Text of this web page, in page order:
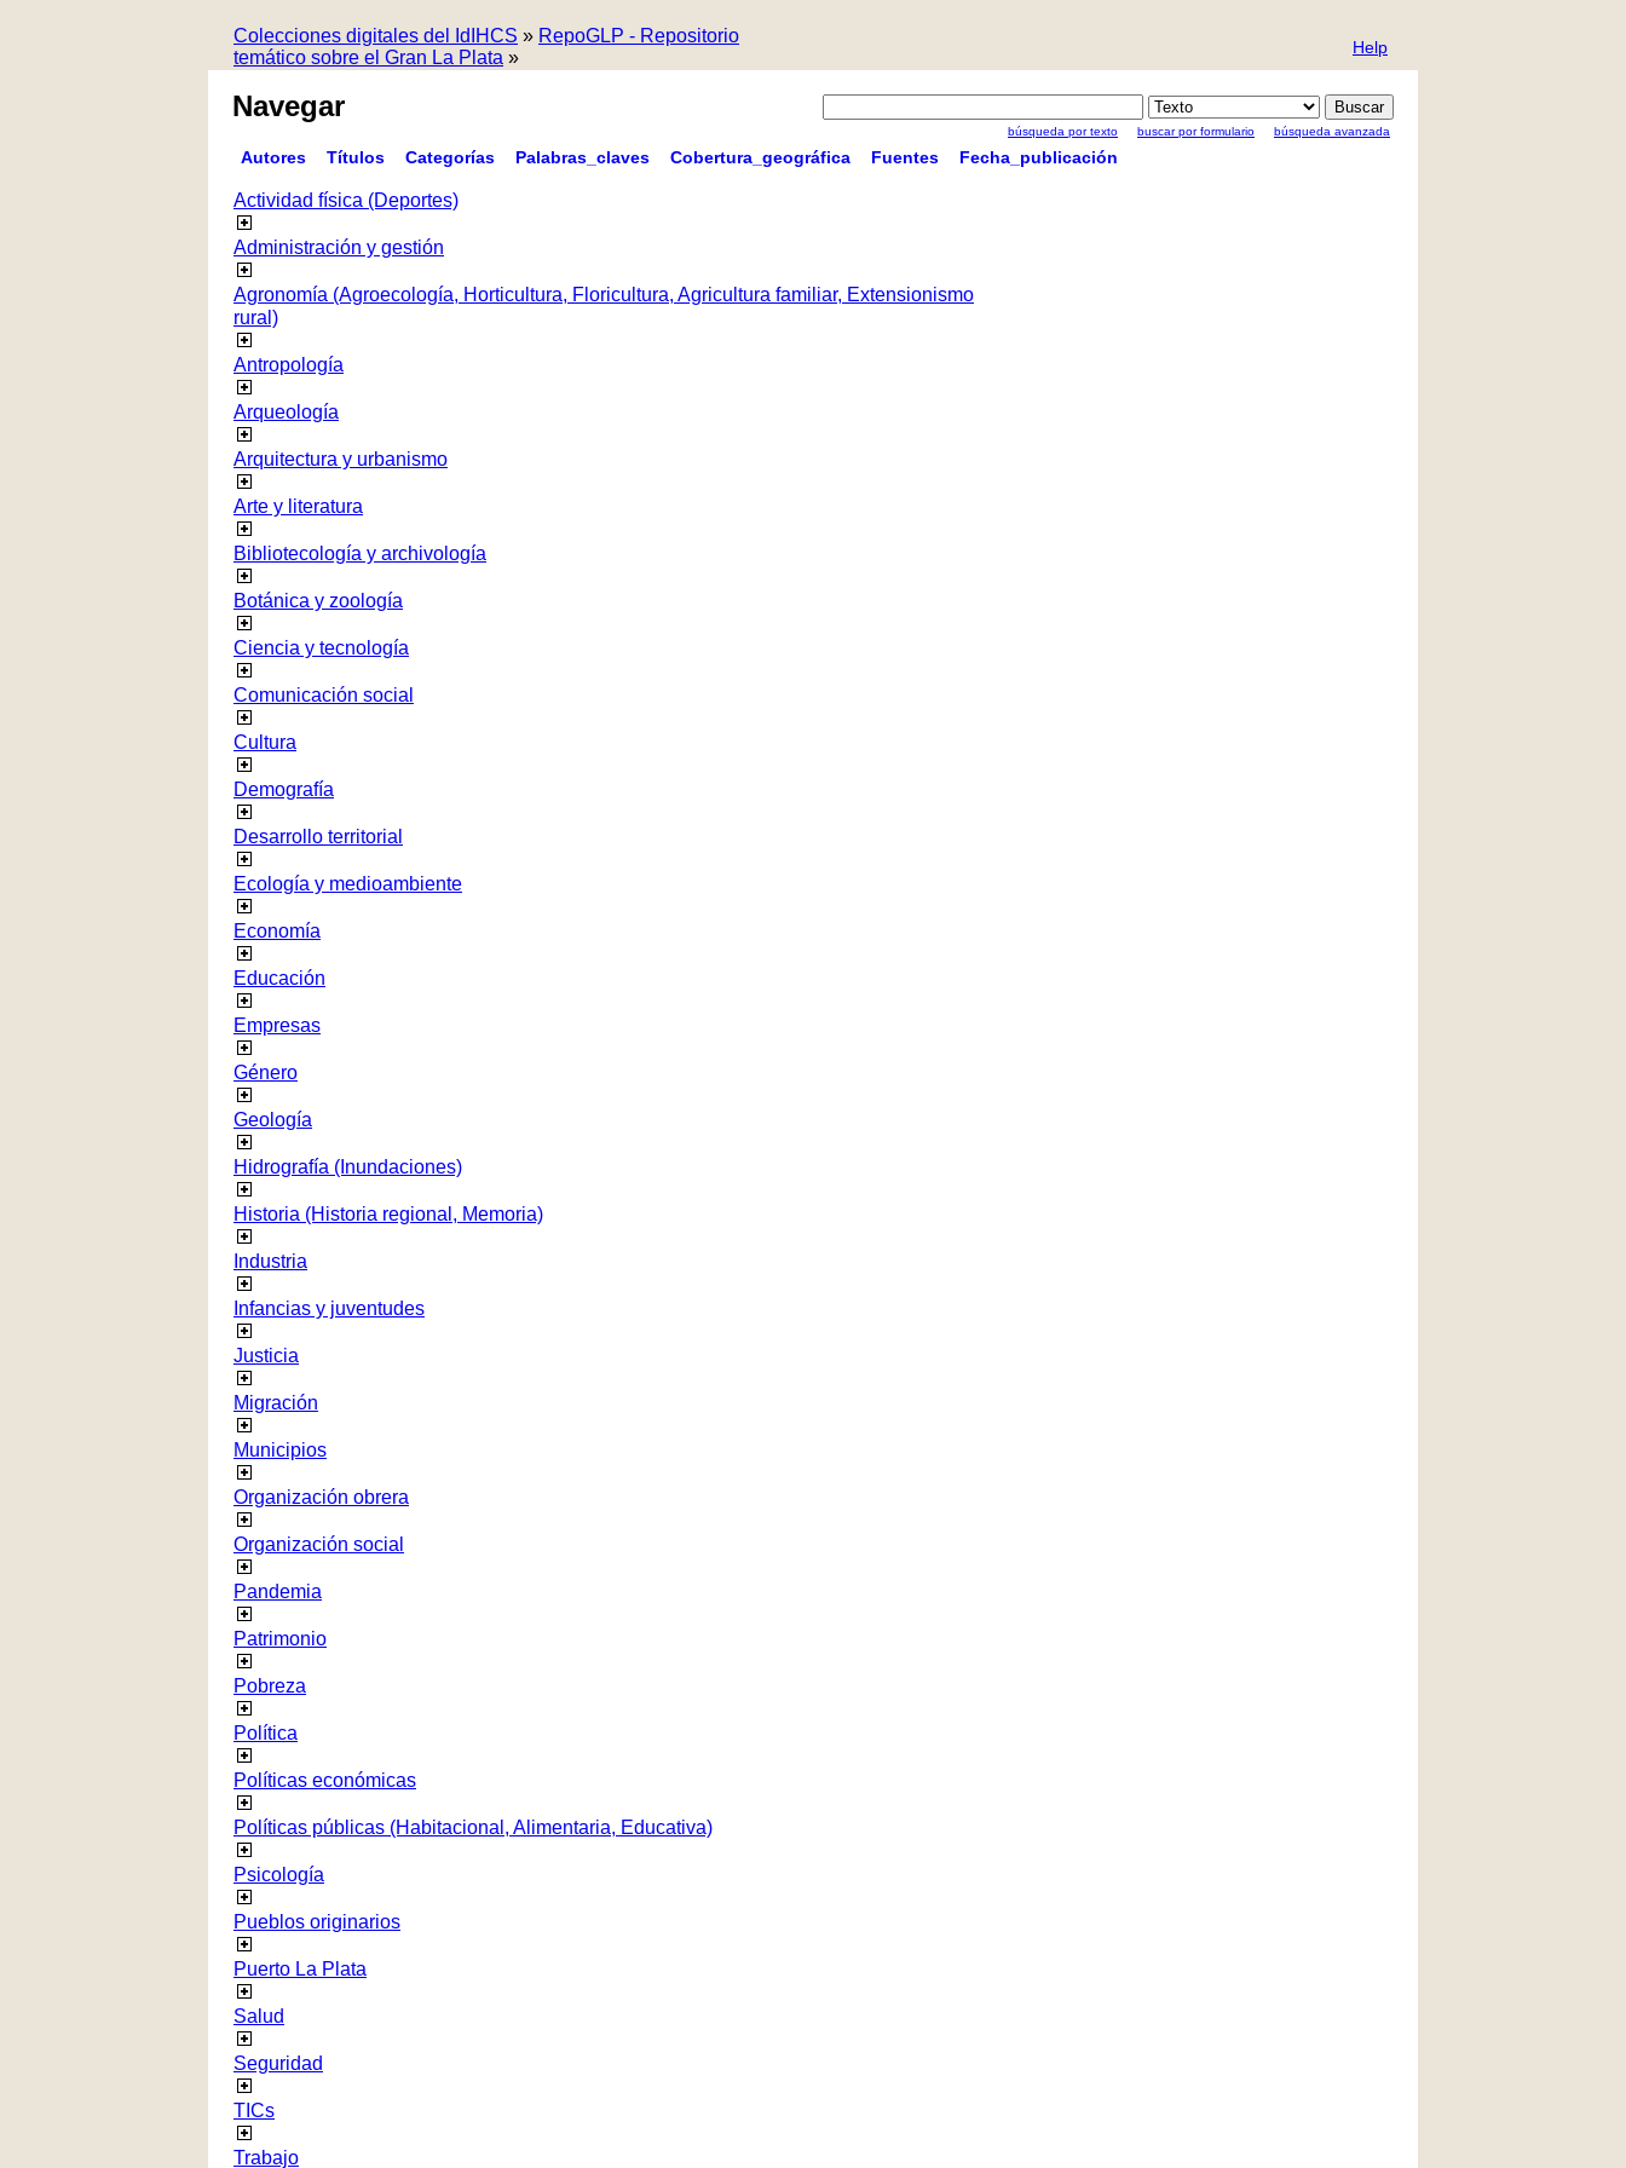
Colecciones digitales del IdIHCS » RepoGLP - Repositorio
temático sobre el Gran La Plata » Help
Navegar
búsqueda por texto buscar por formulario búsqueda avanzada
Autores Títulos Categorías Palabras_claves Cobertura_geográfica Fuentes Fecha_publicación
Actividad física (Deportes)
Administración y gestión
Agronomía (Agroecología, Horticultura, Floricultura, Agricultura familiar, Extensionismo
rural)
Antropología
Arqueología
Arquitectura y urbanismo
Arte y literatura
Bibliotecología y archivología
Botánica y zoología
Ciencia y tecnología
Comunicación social
Cultura
Demografía
Desarrollo territorial
Ecología y medioambiente
Economía
Educación
Empresas
Género
Geología
Hidrografía (Inundaciones)
Historia (Historia regional, Memoria)
Industria
Infancias y juventudes
Justicia
Migración
Municipios
Organización obrera
Organización social
Pandemia
Patrimonio
Pobreza
Política
Políticas económicas
Políticas públicas (Habitacional, Alimentaria, Educativa)
Psicología
Pueblos originarios
Puerto La Plata
Salud
Seguridad
TICs
Trabajo